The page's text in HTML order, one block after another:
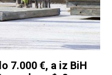
7.000 €, a iz BiH